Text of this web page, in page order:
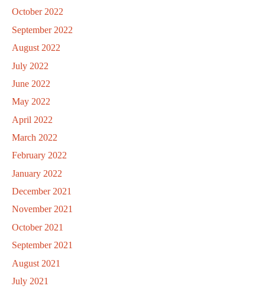
October 2022
September 2022
August 2022
July 2022
June 2022
May 2022
April 2022
March 2022
February 2022
January 2022
December 2021
November 2021
October 2021
September 2021
August 2021
July 2021